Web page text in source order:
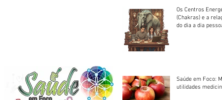
Os Centros
(Chakras) e a
do dia a dia
Saúde em Foco:
utilidades